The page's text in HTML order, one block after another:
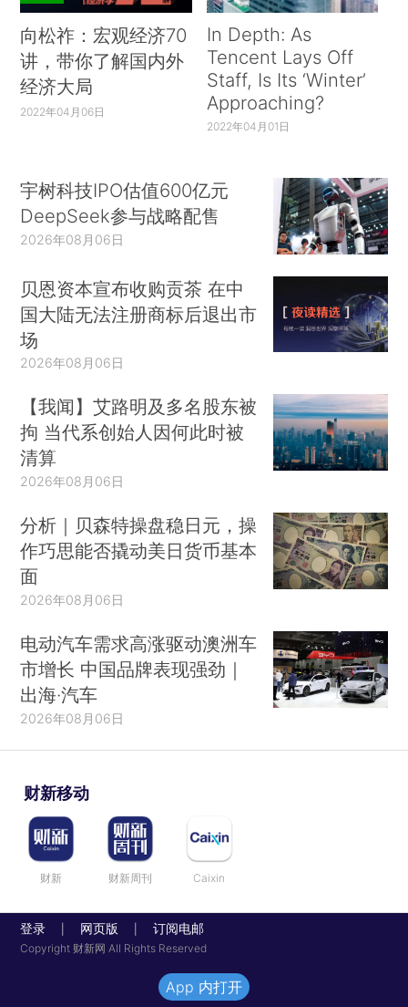
向松祚：宏观经济70
讲，带你了解国内外
经济大局
2022年04月06日
In Depth: As
Tencent Lays Off
Staff, Is Its ‘Winter’
Approaching?
2022年04月01日
宇树科技IPO估值600亿元
DeepSeek参与战略配售
2026年08月06日
贝恩资本宣布收购贡茶 在中
国大陆无法注册商标后退出市
场
2026年08月06日
【我闻】艾路明及多名股东被
拘 当代系创始人因何此时被
清算
2026年08月06日
分析｜贝森特操盘稳日元，操
作巧思能否撬动美日货币基本
面
2026年08月06日
电动汽车需求高涨驱动澳洲车
市增长 中国品牌表现强劲｜
出海·汽车
2026年08月06日
财新移动
财新 财新周刊 Caixin
登录 网页版 订阅电邮
Copyright 财新网 All Rights Reserved
App 内打开